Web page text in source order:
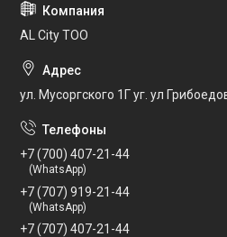
AL City ТОО
ул. Мусоргского 1Г уг. ул
+7 (700) 407-21-44
(WhatsApp)
+7 (707) 919-21-44
(WhatsApp)
+7 (707) 407-21-44